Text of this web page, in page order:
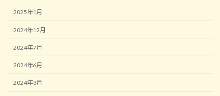
2025年1月
2024年12月
2024年7月
2024年6月
2024年3月